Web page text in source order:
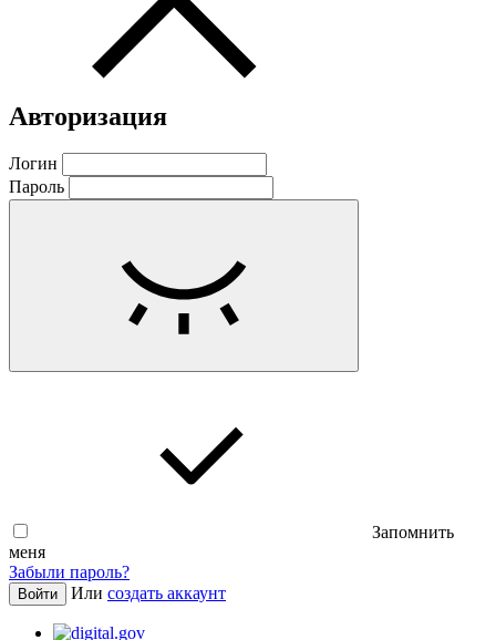
Авторизация
Логин
Пароль
Запомнить
меня
Забыли пароль?
Войти Или создать аккаунт